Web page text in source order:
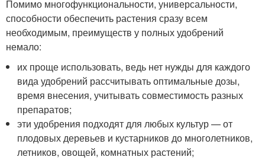
Помимо многофункциональности, универсальности,
способности обеспечить растения сразу всем
необходимым, преимуществ у полных удобрений
немало:
их проще использовать, ведь нет нужды для каждого
вида удобрений рассчитывать оптимальные дозы,
время внесения, учитывать совместимость разных
препаратов;
эти удобрения подходят для любых культур — от
плодовых деревьев и кустарников до многолетников,
летников, овощей, комнатных растений;